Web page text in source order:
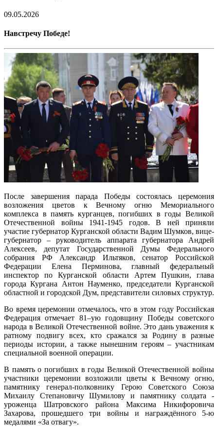
09.05.2026
Навстречу Победе!
После завершения парада Победы состоялась церемония
возложения цветов к Вечному огню Мемориального
комплекса в память курганцев, погибших в годы Великой
Отечественной войны 1941-1945 годов. В ней приняли
участие губернатор Курганской области Вадим Шумков, вице-
губернатор – руководитель аппарата губернатора Андрей
Алексеев, депутат Государственной Думы Федерального
собрания РФ Александр Ильтяков, сенатор Российской
Федерации Елена Перминова, главный федеральный
инспектор по Курганской области Артем Пушкин, глава
города Кургана Антон Науменко, председатели Курганской
областной и городской Дум, представители силовых структур.
Во время церемонии отмечалось, что в этом году Российская
Федерация отмечает 81–ую годовщину Победы советского
народа в Великой Отечественной войне. Это дань уважения к
ратному подвигу всех, кто сражался за Родину в разные
периоды истории, а также нынешним героям – участникам
специальной военной операции.
В память о погибших в годы Великой Отечественной войны
участники церемонии возложили цветы к Вечному огню,
памятнику генерал-полковнику Герою Советского Союза
Михаилу Степановичу Шумилову и памятнику солдата -
уроженца Шатровского района Максима Никифоровича
Захарова, прошедшего три войны и награждённого 5-ю
медалями «За отвагу».